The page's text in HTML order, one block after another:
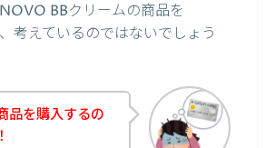
BBクリームの商品を
考えているのではないでしょう
品を購入するの